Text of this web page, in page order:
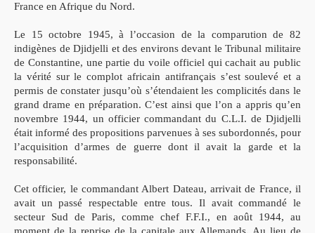
France en Afrique du Nord.
Le 15 octobre 1945, à l’occasion de la comparution de 82
indigènes de Djidjelli et des environs devant le Tribunal militaire
de Constantine, une partie du voile officiel qui cachait au public
la vérité sur le complot africain antifrançais s’est soulevé et a
permis de constater jusqu’où s’étendaient les complicités dans le
granddrame en préparation.C’est ainsi que l’on a appris qu’en
novembre 1944, un officier commandant du C.L.I. de Djidjelli
était informé des propositions parvenues à ses subordonnés, pour
l’acquisition d’armes de guerre dont il avait la garde et la
responsabilité.
Cet officier, le commandant Albert Dateau, arrivait de France, il
avait un passé respectable entre tous. Il avait commandé le
secteur Sud de Paris, comme chef F.F.I., en août 1944, au